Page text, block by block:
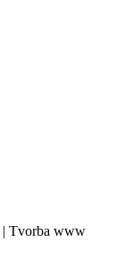
| Tvorba www